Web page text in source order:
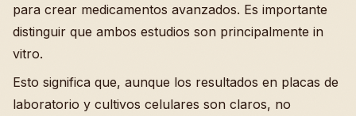
para crear medicamentos avanzados. Es importante
distinguir que ambos estudios son principalmente in
vitro.
Esto significa que, aunque los resultados en placas de
laboratorio y cultivos celulares son claros, no